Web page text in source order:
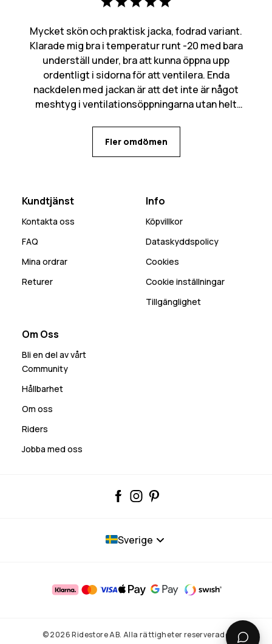
Mycket skön och praktisk jacka, fodrad variant.
Klarade mig bra i temperatur runt -20 med bara
underställ under, bra att kunna öppna upp
ordentligt i sidorna för att ventilera. Enda
nackdelen med jackan är att det inte är något
meshtyg i ventilationsöppningarna utan helt
alternativ för mobilen beroende på behov.
Fler omdömen
Kundtjänst
Kontakta oss
FAQ
Mina ordrar
Returer
Info
Köpvillkor
Dataskyddspolicy
Cookies
Cookie inställningar
Tillgänglighet
Om Oss
Bli en del av vårt
Community
Hållbarhet
Om oss
Riders
Jobba med oss
Sverige
© 2026 Ridestore AB. Alla rättigheter reserverade